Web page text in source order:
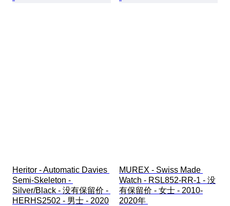
Heritor - Automatic Davies
Semi-Skeleton -
Silver/Black - 没有保留价 -
HERHS2502 - 男士 - 2020
MUREX - Swiss Made
Watch - RSL852-RR-1 - 没
有保留价 - 女士 - 2010-
2020年